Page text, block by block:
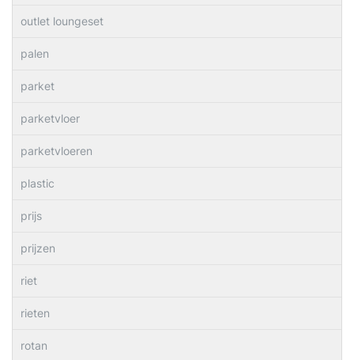
outlet loungeset
palen
parket
parketvloer
parketvloeren
plastic
prijs
prijzen
riet
rieten
rotan